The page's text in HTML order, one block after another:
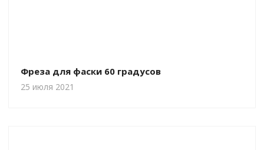
Фреза для фаски 60 градусов
25 июля 2021